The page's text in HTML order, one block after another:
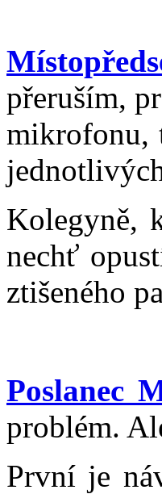
přeruším,
mikrofonu,
Kolegyně,
nechť
ztišeného
Poslanec
problém.
První je